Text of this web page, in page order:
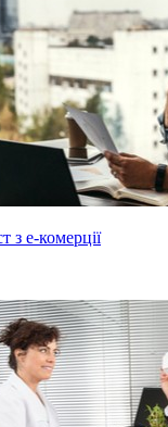
з е-комерції